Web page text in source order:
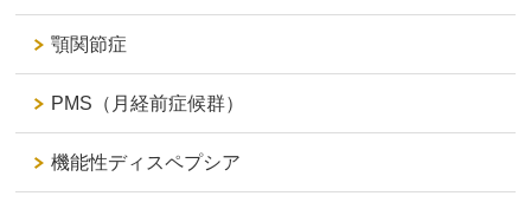
顎関節症
PMS（月経前症候群）
機能性ディスペプシア